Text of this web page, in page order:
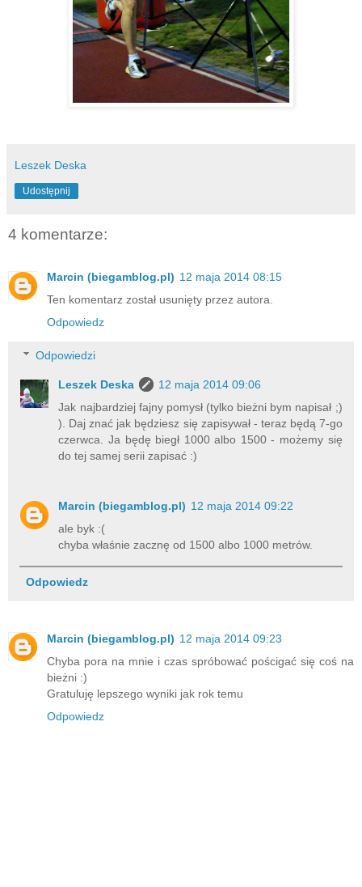
Leszek Deska
Udostępnij
4 komentarze:
Marcin (biegamblog.pl) 12 maja 2014 08:15
Ten komentarz został usunięty przez autora.
Odpowiedz
Odpowiedzi
Leszek Deska
12 maja 2014 09:06
Jak najbardziej fajny pomysł (tylko bieżni bym napisał ;)
). Daj znać jak będziesz się zapisywał - teraz będą 7-go
czerwca. Ja będę biegł 1000 albo 1500 - możemy się
do tej samej serii zapisać :)
Marcin (biegamblog.pl) 12 maja 2014 09:22
ale byk :(
chyba właśnie zacznę od 1500 albo 1000 metrów.
Odpowiedz
Marcin (biegamblog.pl) 12 maja 2014 09:23
Chyba pora na mnie i czas spróbować pościgać się coś na
bieżni :)
Gratuluję lepszego wyniki jak rok temu
Odpowiedz